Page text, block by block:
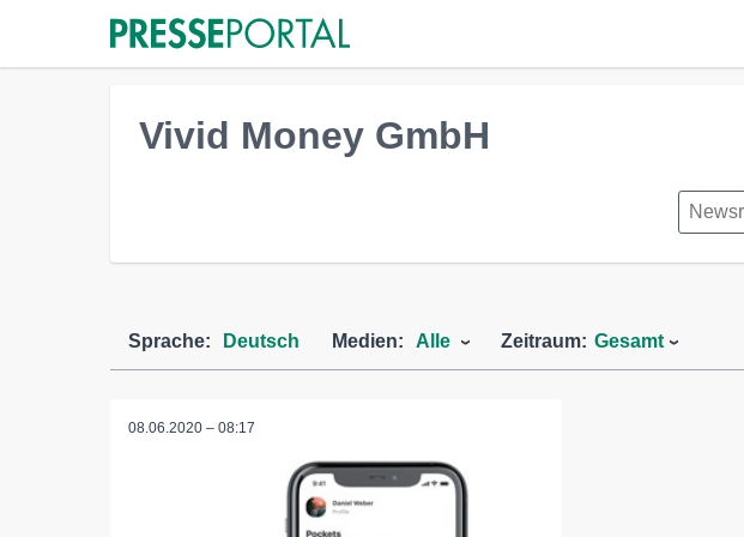
Vivid Money GmbH
Sprache: Deutsch Medien: Alle Zeitraum: Gesamt
08.06.2020 – 08:17